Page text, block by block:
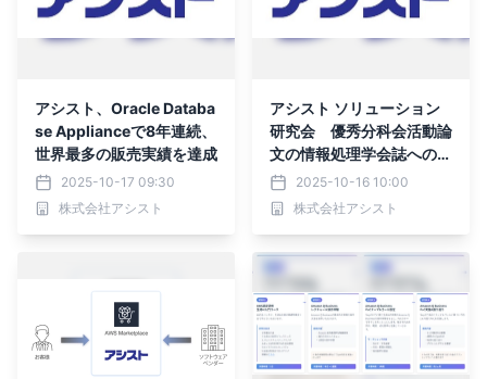
アシスト、Oracle Databa
se Applianceで8年連続、
世界最多の販売実績を達成
2025-10-17 09:30
株式会社アシスト
アシスト ソリューション
研究会 優秀分科会活動論
文の情報処理学会誌への採
録
2025-10-16 10:00
株式会社アシスト